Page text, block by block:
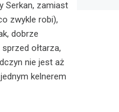
Serkan, zamiast
zwykle robi),
dobrze
ołtarza,
nie jest aż
kelnerem